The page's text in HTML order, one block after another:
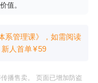
值。
系管理课》，如需阅读
新⼈⾸单¥59
播售卖。 页面已增加防盗